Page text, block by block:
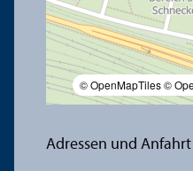
© OpenMapTiles©
Adressen und Anfahrt